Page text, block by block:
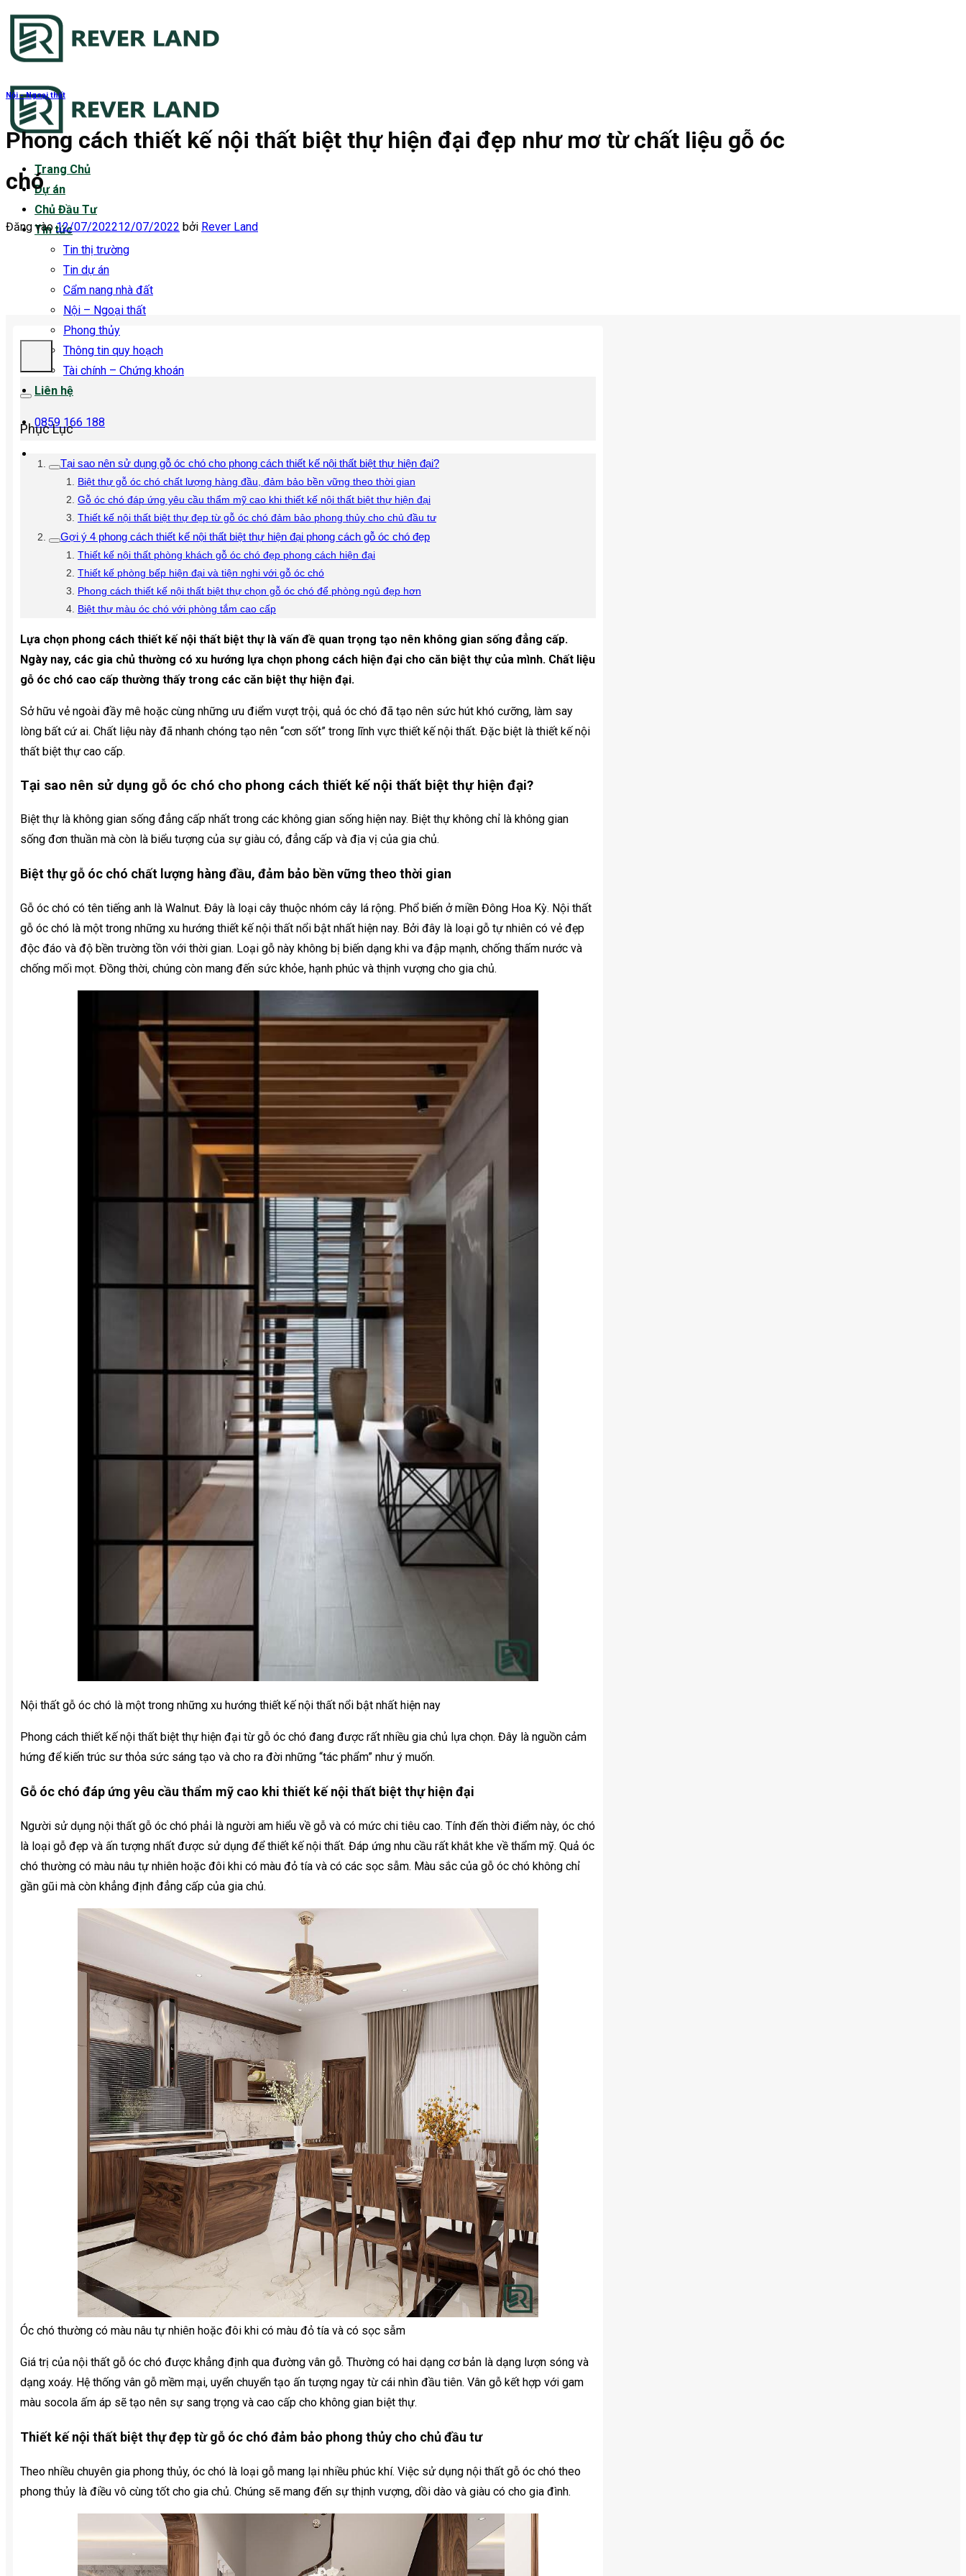
Bỏ
nội
Trang Chủ
Dự án
Chủ Đầu Tư
Tin tức
Tin thị trường
Tin dự án
Cẩm nang nhà đất
Nội – Ngoại thất
Phong thủy
Thông tin quy hoạch
Tài chính – Chứng khoán
Liên hệ
0859 166 188
Nội - Ngoại thất
Phong cách thiết kế nội thất biệt thự hiện đại đẹp như mơ từ chất liệu gỗ óc
chó
Đăng vào12/07/202212/07/2022 bởi Rever Land
Phục Lục
Tại sao nên sử dụng gỗ óc chó cho phong cách thiết kế nội thất biệt thự hiện đại?
Biệt thự gỗ óc chó chất lượng hàng đầu, đảm bảo bền vững theo thời gian
Gỗ óc chó đáp ứng yêu cầu thẩm mỹ cao khi thiết kế nội thất biệt thự hiện đại
Thiết kế nội thất biệt thự đẹp từ gỗ óc chó đảm bảo phong thủy cho chủ đầu tư
Gợi ý 4 phong cách thiết kế nội thất biệt thự hiện đại phong cách gỗ óc chó đẹp
Thiết kế nội thất phòng khách gỗ óc chó đẹp phong cách hiện đại
Thiết kế phòng bếp hiện đại và tiện nghi với gỗ óc chó
Phong cách thiết kế nội thất biệt thự chọn gỗ óc chó để phòng ngủ đẹp hơn
Biệt thự màu óc chó với phòng tắm cao cấp
Lựa chọn phong cách thiết kế nội thất biệt thự là vấn đề quan trọng tạo nên không gian sống đẳng cấp.
Ngày nay, các gia chủ thường có xu hướng lựa chọn phong cách hiện đại cho căn biệt thự của mình. Chất liệu
gỗ óc chó cao cấp thường thấy trong các căn biệt thự hiện đại.
Sở hữu vẻ ngoài đầy mê hoặc cùng những ưu điểm vượt trội, quả óc chó đã tạo nên sức hút khó cưỡng, làm say
lòng bất cứ ai. Chất liệu này đã nhanh chóng tạo nên “cơn sốt” trong lĩnh vực thiết kế nội thất. Đặc biệt là thiết kế nội
thất biệt thự cao cấp.
Tại sao nên sử dụng gỗ óc chó cho phong cách thiết kế nội thất biệt thự hiện đại?
Biệt thự là không gian sống đẳng cấp nhất trong các không gian sống hiện nay. Biệt thự không chỉ là không gian
sống đơn thuần mà còn là biểu tượng của sự giàu có, đẳng cấp và địa vị của gia chủ.
Biệt thự gỗ óc chó chất lượng hàng đầu, đảm bảo bền vững theo thời gian
Gỗ óc chó có tên tiếng anh là Walnut. Đây là loại cây thuộc nhóm cây lá rộng. Phổ biến ở miền Đông Hoa Kỳ. Nội thất
gỗ óc chó là một trong những xu hướng thiết kế nội thất nổi bật nhất hiện nay. Bởi đây là loại gỗ tự nhiên có vẻ đẹp
độc đáo và độ bền trường tồn với thời gian. Loại gỗ này không bị biến dạng khi va đập mạnh, chống thấm nước và
chống mối mọt. Đồng thời, chúng còn mang đến sức khỏe, hạnh phúc và thịnh vượng cho gia chủ.
Nội thất gỗ óc chó là một trong những xu hướng thiết kế nội thất nổi bật nhất hiện nay
Phong cách thiết kế nội thất biệt thự hiện đại từ gỗ óc chó đang được rất nhiều gia chủ lựa chọn. Đây là nguồn cảm
hứng để kiến ​​trúc sư thỏa sức sáng tạo và cho ra đời những “tác phẩm” như ý muốn.
Gỗ óc chó đáp ứng yêu cầu thẩm mỹ cao khi thiết kế nội thất biệt thự hiện đại
Người sử dụng nội thất gỗ óc chó phải là người am hiểu về gỗ và có mức chi tiêu cao. Tính đến thời điểm này, óc chó
là loại gỗ đẹp và ấn tượng nhất được sử dụng để thiết kế nội thất. Đáp ứng nhu cầu rất khắt khe về thẩm mỹ. Quả óc
chó thường có màu nâu tự nhiên hoặc đôi khi có màu đỏ tía và có các sọc sẫm. Màu sắc của gỗ óc chó không chỉ
gần gũi mà còn khẳng định đẳng cấp của gia chủ.
Óc chó thường có màu nâu tự nhiên hoặc đôi khi có màu đỏ tía và có sọc sẫm
Giá trị của nội thất gỗ óc chó được khẳng định qua đường vân gỗ. Thường có hai dạng cơ bản là dạng lượn sóng và
dạng xoáy. Hệ thống vân gỗ mềm mại, uyển chuyển tạo ấn tượng ngay từ cái nhìn đầu tiên. Vân gỗ kết hợp với gam
màu socola ấm áp sẽ tạo nên sự sang trọng và cao cấp cho không gian biệt thự.
Thiết kế nội thất biệt thự đẹp từ gỗ óc chó đảm bảo phong thủy cho chủ đầu tư
Theo nhiều chuyên gia phong thủy, óc chó là loại gỗ mang lại nhiều phúc khí. Việc sử dụng nội thất gỗ óc chó theo
phong thủy là điều vô cùng tốt cho gia chủ. Chúng sẽ mang đến sự thịnh vượng, dồi dào và giàu có cho gia đình.